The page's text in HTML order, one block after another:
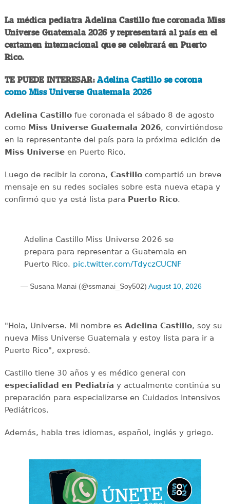
La médica pediatra Adelina Castillo fue coronada Miss
Universe Guatemala 2026 y representará al país en el
certamen internacional que se celebrará en Puerto
Rico.
TE PUEDE INTERESAR:Adelina Castillo se corona
como Miss Universe Guatemala 2026
Adelina Castillofue coronada el sábado 8 de agosto
como Miss Universe Guatemala 2026, convirtiéndose
en la representante del país para la próxima edición de
Miss Universeen Puerto Rico.
Luego de recibir la corona, Castillocompartió un breve
mensaje en su redes sociales sobre esta nueva etapa y
confirmó que ya está lista para Puerto Rico.
Adelina Castillo Miss Universe 2026 se
prepara para representar a Guatemala en
Puerto Rico. pic.twitter.com/TdyczCUCNF
— Susana Manai (@ssmanai_Soy502) August 10, 2026
"Hola, Universe. Mi nombre es Adelina Castillo, soy su
nueva Miss Universe Guatemala y estoy lista para ir a
Puerto Rico", expresó.
Castillo tiene 30 años y es médico general con
especialidad en Pediatría y actualmente continúa su
preparación para especializarse en Cuidados Intensivos
Pediátricos.
Además, habla tres idiomas, español, inglés y griego.